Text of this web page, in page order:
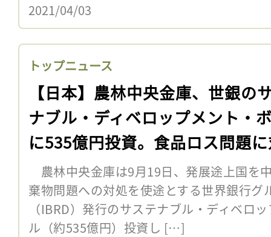
2021/04/03
トップニュース
【日本】農林中央金庫、世銀の
ナブル・ディベロップメント・
に535億円投資。食品ロス問題
農林中央金庫は9月19日、発展途上国を
棄物問題への対処を使途とする世界銀行グ
（IBRD）発行のサステナブル・ディベロ
ル（約535億円）投資し […]